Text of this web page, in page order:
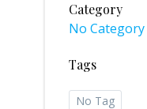
Category
No Category
Tags
No Tag